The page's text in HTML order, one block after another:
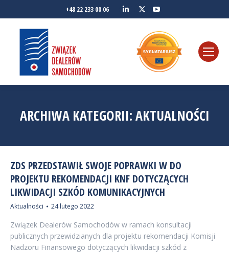
+48 22 233 00 06
Linkedin
Twitter
ARCHIWA KATEGORII:AKTUALNOŚCI
ZDS PRZEDSTAWIŁ SWOJE POPRAWKI W DO
PROJEKTU REKOMENDACJI KNF DOTYCZĄCYCH
LIKWIDACJI SZKÓD KOMUNIKACYJNYCH
Aktualności 24 lutego 2022
Związek Dealerów Samochodów w ramach konsultacji
publicznych przewidzianych dla projektu rekomendacji Komisji
Nadzoru Finansowego dotyczących likwidacji szkód z